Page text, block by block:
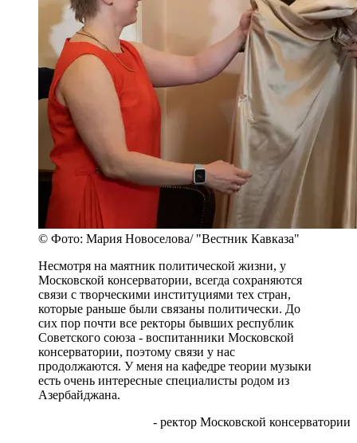
© Фото: Мария Новоселова/ "Вестник Кавказа"
Несмотря на маятник политической жизни, у
Московской консерватории, всегда сохраняются
связи с творческими институциями тех стран,
которые раньше были связаны политически. До
сих пор почти все ректоры бывших республик
Советского союза - воспитанники Московской
консерватории, поэтому связи у нас
продолжаются. У меня на кафедре теории музыки
есть очень интересные специалисты родом из
Азербайджана.
- ректор Московской консерватории